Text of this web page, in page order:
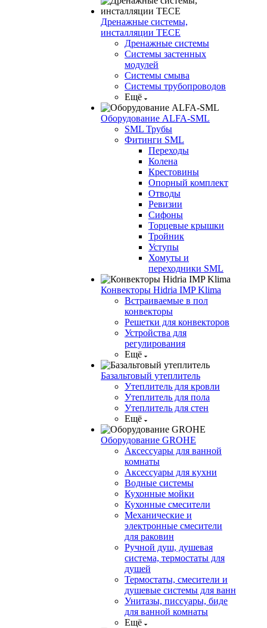
Дренажные системы,
инсталляции TECE
Дренажные системы
Системы застенных
модулей
Системы смыва
Системы трубопроводов
Ещё
Оборудование ALFA-SML
SML Трубы
Фитинги SML
Переходы
Колена
Крестовины
Опорный комплект
Отводы
Ревизии
Сифоны
Торцевые крышки
Тройник
Уступы
Хомуты и
переходники SML
Конвекторы Hidria IMP Klima
Встраиваемые в пол
конвекторы
Решетки для конвекторов
Устройства для
регулирования
Ещё
Базальтовый утеплитель
Утеплитель для кровли
Утеплитель для пола
Утеплитель для стен
Ещё
Оборудование GROHE
Аксессуары для ванной
комнаты
Аксессуары для кухни
Водные системы
Кухонные мойки
Кухонные смесители
Механические и
электронные смесители
для раковин
Ручной душ, душевая
система, термостаты для
душей
Термостаты, смесители и
душевые системы для ванн
Унитазы, писсуары, биде
для ванной комнаты
Ещё